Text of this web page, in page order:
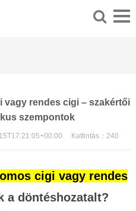
vagy rendes cigi – szakértői
szempontok
Kattintás： 240
cigi vagy rendes
a döntéshozatalt?